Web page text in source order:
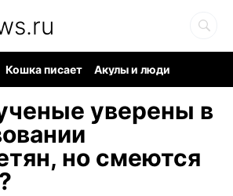
Кошка писает
Акулы и люди
уверены в
но смеются